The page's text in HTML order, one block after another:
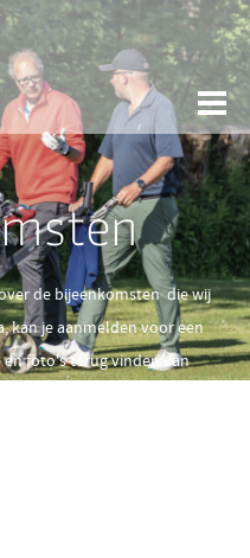
de bijeenkomsten die wij
kan je aanmelden voor een
foto's terug vinden van